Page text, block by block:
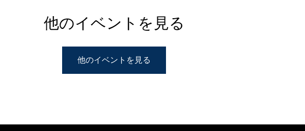
他のイベントを見る
他のイベントを見る